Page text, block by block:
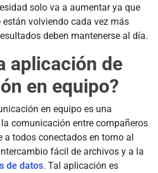
solo va a aumentar ya que
están volviendo cada vez más
deben mantenerse al día.
aplicación de
en equipo?
en equipo es una
comunicación entre compañeros
a todos conectados en torno al
fácil de archivos y a la
de datos. Tal aplicación es